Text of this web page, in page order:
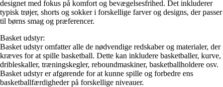
designet med fokus på komfort og bevægelsesfrihed. Det inkluderer
typisk trøjer, shorts og sokker i forskellige farver og designs, der passer
til børns smag og præferencer.
Basket udstyr:
Basket udstyr omfatter alle de nødvendige redskaber og materialer, der
kræves for at spille basketball. Dette kan inkludere basketballer, kurve,
dribleskaller, træningskegler, reboundmaskiner, basketballholdere osv.
Basket udstyr er afgørende for at kunne spille og forbedre ens
basketballfærdigheder på forskellige niveauer.